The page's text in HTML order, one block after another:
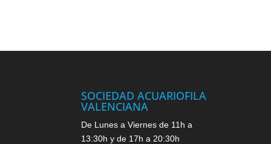
SOCIEDAD ACUARIOFILA
VALENCIANA
De Lunes a Viernes de 11h a
13:30h y de 17h a 20:30h